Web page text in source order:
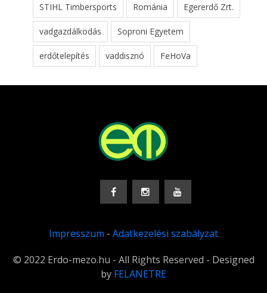
STIHL Timbersports Románia Egererdő Zrt.
vadgazdálkodás Soproni Egyetem
erdőtelepítés vaddisznó FeHoVa
Impresszum - Adatkezelési szabályzat
© 2022 Erdo-mezo.hu - All Rights Reserved - Designed
by FELANETRE